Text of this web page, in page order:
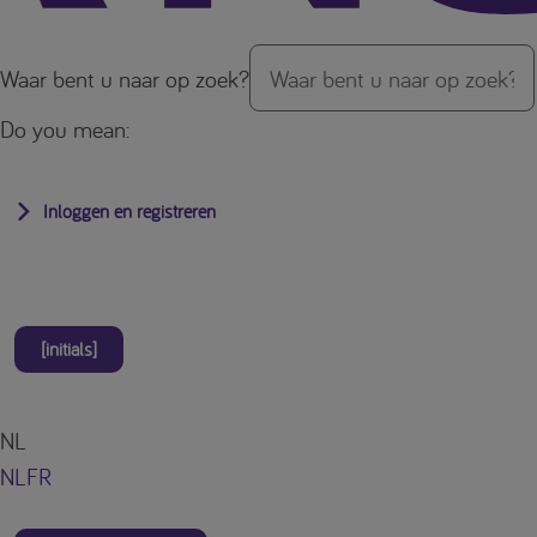
Waar bent u naar op zoek?
Do you mean:
Inloggen en registreren
[initials]
NL
NLFR